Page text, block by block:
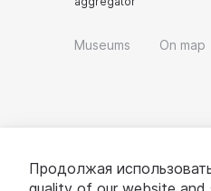
Museums On map
Продолжая